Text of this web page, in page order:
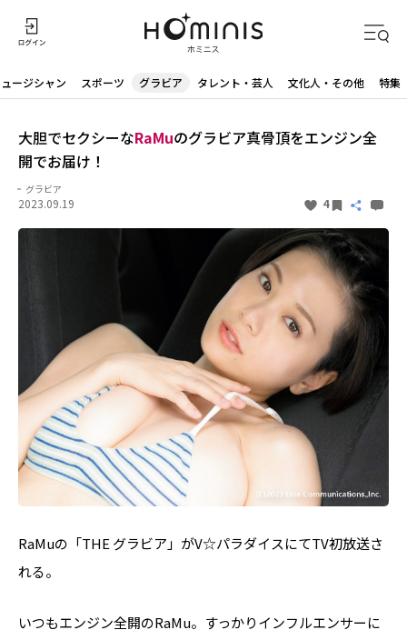
ージシャン スポーツ グラビア タレント・芸人 文化人・その他 特集
大胆でセクシーなRaMuのグラビア真骨頂をエンジン全
開でお届け！
グラビア
2023.09.19 4
RaMuの「THE グラビア」がV☆パラダイスにてTV初放送さ
れる。
いつもエンジン全開のRaMu。すっかりインフルエンサーに